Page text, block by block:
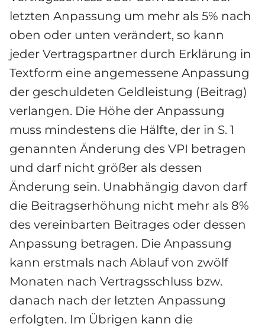
letzten Anpassung um mehr als 5% nach
oben oder unten verändert, so kann
jeder Vertragspartner durch Erklärung in
Textform eine angemessene Anpassung
der geschuldeten Geldleistung (Beitrag)
verlangen. Die Höhe der Anpassung
muss mindestens die Hälfte, der in S. 1
genannten Änderung des VPI betragen
und darf nicht größer als dessen
Änderung sein. Unabhängig davon darf
die Beitragserhöhung nicht mehr als 8%
des vereinbarten Beitrages oder dessen
Anpassung betragen. Die Anpassung
kann erstmals nach Ablauf von zwölf
Monaten nach Vertragsschluss bzw.
danach nach der letzten Anpassung
erfolgten. Im Übrigen kann die